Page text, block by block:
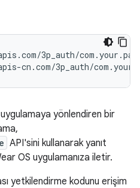
3p_auth/
uygulamaya yönlendiren bir
API'sini kullanarak yanıt
OS uygulamanıza iletir.
yetkilendirme kodunu erişim